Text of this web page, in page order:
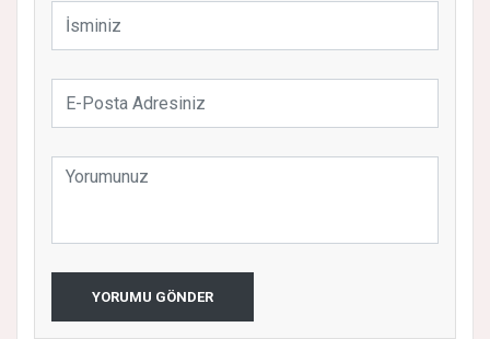
YORUMU GÖNDER